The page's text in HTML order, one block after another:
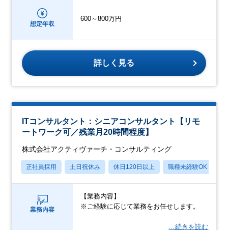
想定年収
600～800万円
詳しく見る
ITコンサルタント：シニアコンサルタント【リモ
ートワーク可／残業月20時間程度】
株式会社アクティヴァーチ・コンサルティング
正社員採用 土日祝休み 休日120日以上 職種未経験OK
業務内容
【業務内容】
※ご経験に応じて業務をお任せします。
…続きを読む